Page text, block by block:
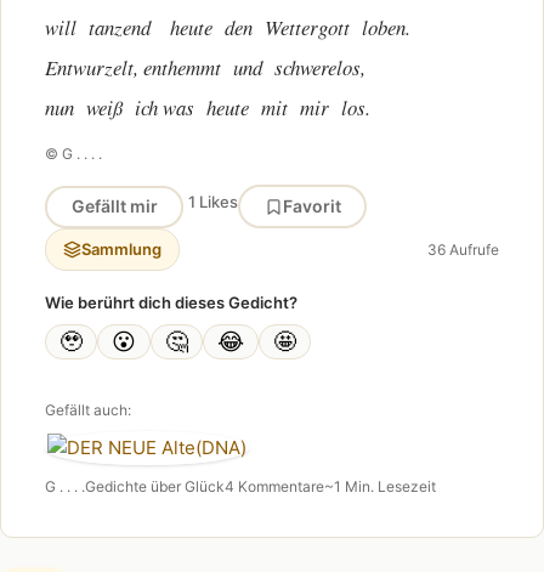
will tanzend heute den Wettergott loben.
Entwurzelt, enthemmt und schwerelos,
nun weiß ich was heute mit mir los.
© G . . . .
Gefällt mir 1 Likes Favorit
Sammlung 36 Aufrufe
Wie berührt dich dieses Gedicht?
🥹 😮 🤔 😂 🤩
Gefällt auch:
G . . . .Gedichte über Glück4 Kommentare~1 Min. Lesezeit